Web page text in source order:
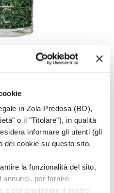
in Zola Predosa (BO),
o il "Titolare"), in qualità
informare gli utenti (gli
dei cookie su questo sito.
la funzionalità del sito,
annunci, per fornire
e per analizzare il nostro
sturdy root and long
on the variety